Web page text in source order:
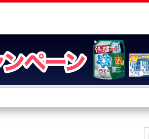
店舗サービス
ネット取り置き